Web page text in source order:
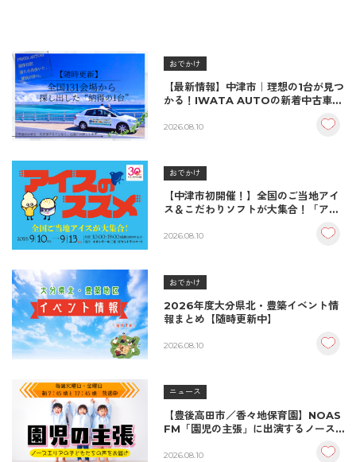
おでかけ
【最新情報】中津市｜理想の1台が見つ
かる！IWATA AUTOの新着中古車＆
2026.08.10
おでかけ
【中津市初開催！】全国のご当地アイ
ス＆こだわりソフトが大集合！「アイ
2026.08.10
おでかけ
2026年度大分県北・豊築イベント情
報まとめ【随時更新中】
2026.08.10
ニュース
【豊後高田市／香々地保育園】NOAS
FM「園児の主張」に出演するノース
2026.08.10